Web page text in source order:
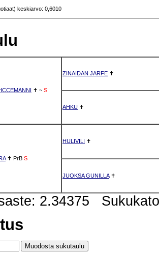
keskiarvo: 0,6010
✝ ~ S
ZINAIDAN JARFE ✝
AHKU ✝
✝ PrB S
HULIVILI ✝
JUOKSA GUNILLA✝
2.34375